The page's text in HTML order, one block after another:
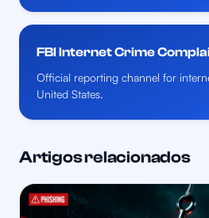
FBI Internet Crime
Official reporting channel for
United States.
Artigos relacionados